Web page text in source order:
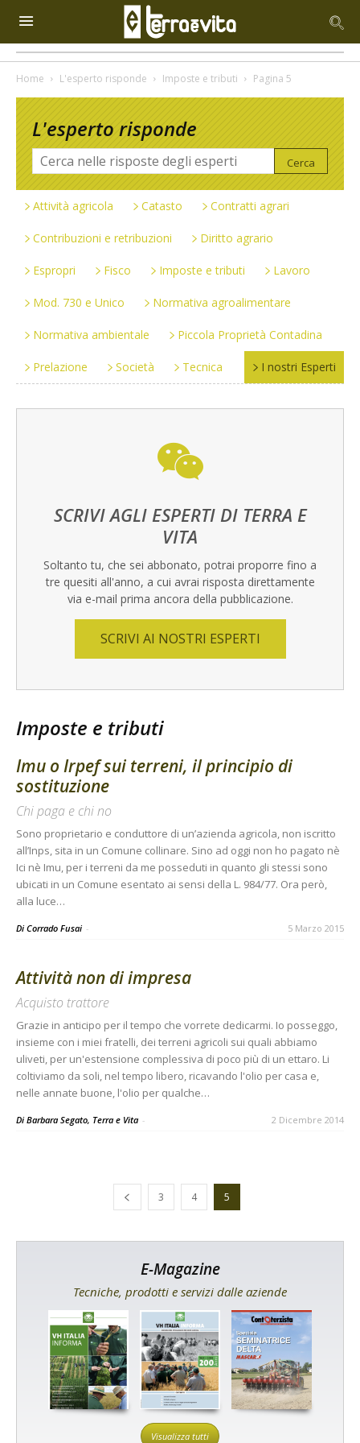
Home L'esperto risponde Imposte e tributi Pagina 5
L'esperto risponde
Attività agricola Catasto Contratti agrari
Contribuzioni e retribuzioni Diritto agrario
Espropri Fisco Imposte e tributi Lavoro
Mod. 730 e Unico Normativa agroalimentare
Normativa ambientale Piccola Proprietà Contadina
Prelazione Società Tecnica I nostri Esperti
SCRIVI AGLI ESPERTI DI TERRA E
VITA
Soltanto tu, che sei abbonato, potrai proporre fino a
tre quesiti all'anno, a cui avrai risposta direttamente
via e-mail prima ancora della pubblicazione.
SCRIVI AI NOSTRI ESPERTI
Imposte e tributi
Imu o Irpef sui terreni, il principio di
sostituzione
Chi paga e chi no
Sono proprietario e conduttore di un’azienda agricola, non iscritto
all’Inps, sita in un Comune collinare. Sino ad oggi non ho pagato nè
Ici nè Imu, per i terreni da me posseduti in quanto gli stessi sono
ubicati in un Comune esentato ai sensi della L. 984/77. Ora però,
alla luce…
Di Corrado Fusai - 5 Marzo 2015
Attività non di impresa
Acquisto trattore
Grazie in anticipo per il tempo che vorrete dedicarmi. Io posseggo,
insieme con i miei fratelli, dei terreni agricoli sui quali abbiamo
uliveti, per un'estensione complessiva di poco più di un ettaro. Li
coltiviamo da soli, nel tempo libero, ricavando l'olio per casa e,
nelle annate buone, l'olio per qualche…
Di Barbara Segato, Terra e Vita - 2 Dicembre 2014
3 4 5
E-Magazine
Tecniche, prodotti e servizi dalle aziende
Visualizza tutti